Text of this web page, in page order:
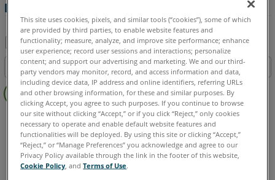
Revit PointSenseセクションマネージャ
PDF
と
し
て
目次
ッ
PointSense Revit
英語
This site uses cookies, pixels, and similar tools (“cookies”), some of which
are provided by third parties, to enable website features and
functionality; measure, analyze, and improve site performance; enhance
user experience; record user sessions and interactions; personalize
content; and support our advertising and marketing. We and our third-
party vendors may monitor, record, and access information and data,
including device data, IP address and online identifiers, referring URLs
and other browsing information, for these and similar purposes. By
clicking Accept, you agree to such purposes. If you continue to browse
our site without clicking “Accept,” or if you click “Reject,” only cookies
necessary to operate and enable default website features and
functionalities will be deployed. By using this site or clicking “Accept,”
“Reject,” or “Manage Preferences” you acknowledge and agree to our
Privacy Policy available through the link in the footer of this website,
Cookie Policy , andTerms of Use.